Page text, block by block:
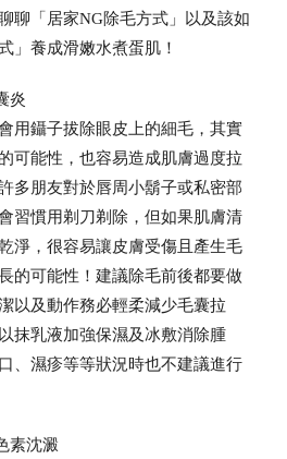
聊「居家NG除毛方式」以及該如
」養成滑嫩水煮蛋肌！
炎
用鑷子拔除眼皮上的細毛，其實
可能性，也容易造成肌膚過度拉
多朋友對於唇周小鬍子或私密部
習慣用剃刀剃除，但如果肌膚清
淨，很容易讓皮膚受傷且產生毛
的可能性！建議除毛前後都要做
以及動作務必輕柔減少毛囊拉
抹乳液加強保濕及冰敷消除腫
、濕疹等等狀況時也不建議進行
素沈澱